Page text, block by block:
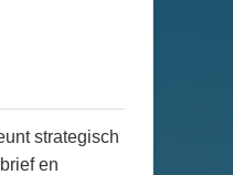
strategisch
en